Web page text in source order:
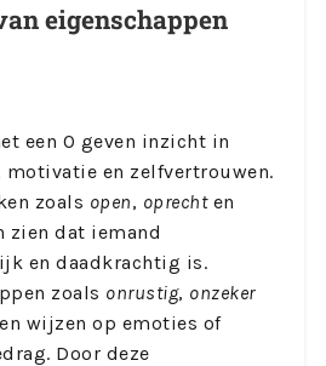
eigenschappen
een O geven inzicht in
en zelfvertrouwen.
zoals open, oprechten
zien dat iemand
en daadkrachtig is.
zoals onrustig, onzeker
wijzen op emoties of
Door deze